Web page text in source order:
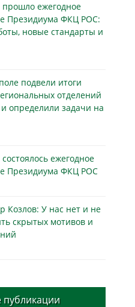
ежегодное
Президиума ФКЦ РОС:
новые стандарты и
подвели итоги
отделений
определили задачи на
ежегодное
Президиума ФКЦ РОС
Козлов: У нас нет и не
скрытых мотивов и